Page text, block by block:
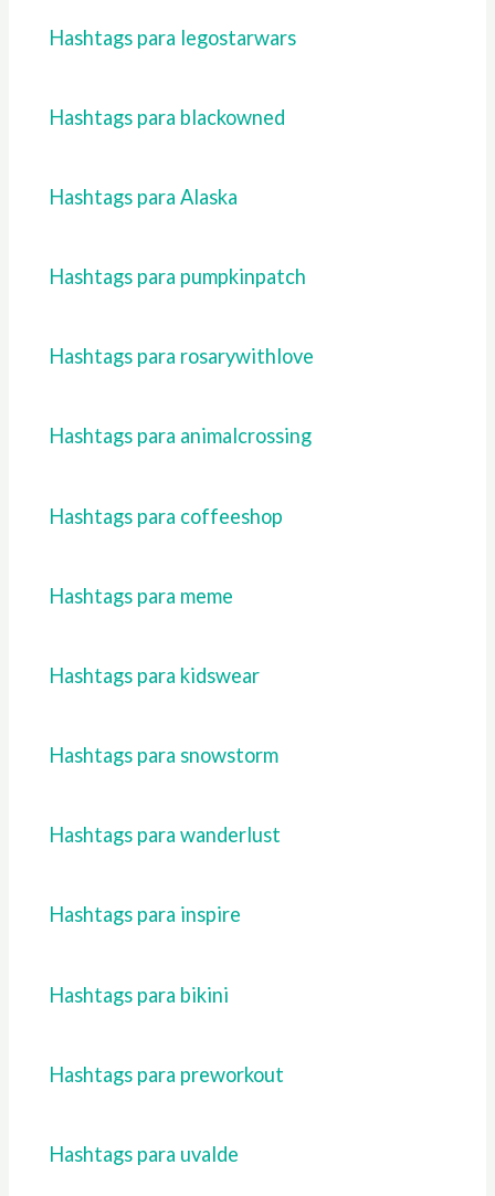
Hashtags para legostarwars
Hashtags para blackowned
Hashtags para Alaska
Hashtags para pumpkinpatch
Hashtags para rosarywithlove
Hashtags para animalcrossing
Hashtags para coffeeshop
Hashtags para meme
Hashtags para kidswear
Hashtags para snowstorm
Hashtags para wanderlust
Hashtags para inspire
Hashtags para bikini
Hashtags para preworkout
Hashtags para uvalde